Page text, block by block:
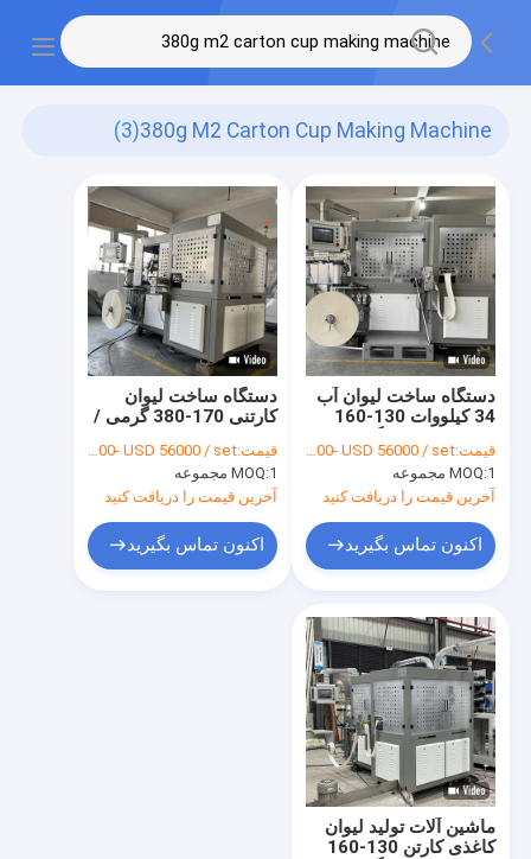
380g M2 Carton Cup Making Machine
(3)
دستگاه ساخت لیوان
کارتنی 170-380 گرمی /
های یکبارمصرف Juice
Take Away
قیمت:USD 49000- USD 56000 / set
MOQ:1 مجموعه
آخرین قیمت را دریافت کنید
اکنون تماس بگیرید
دستگاه ساخت لیوان آب
34 کیلووات 130-160
مقوایی
قیمت:USD 49000- USD 56000 / set
MOQ:1 مجموعه
آخرین قیمت را دریافت کنید
اکنون تماس بگیرید
ماشین آلات تولید لیوان
کاغذی کارتن 130-160